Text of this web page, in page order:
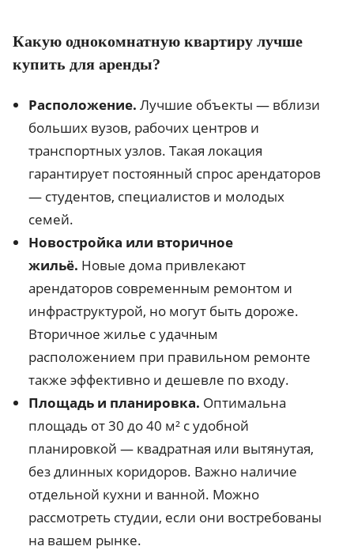
Какую однокомнатную квартиру лучше
купить для аренды?
Расположение. Лучшие объекты — вблизи
больших вузов, рабочих центров и
транспортных узлов. Такая локация
гарантирует постоянный спрос арендаторов
— студентов, специалистов и молодых
семей.
Новостройка или вторичное
жильё. Новые дома привлекают
арендаторов современным ремонтом и
инфраструктурой, но могут быть дороже.
Вторичное жилье с удачным
расположением при правильном ремонте
также эффективно и дешевле по входу.
Площадь и планировка. Оптимальна
площадь от 30 до 40 м² с удобной
планировкой — квадратная или вытянутая,
без длинных коридоров. Важно наличие
отдельной кухни и ванной. Можно
рассмотреть студии, если они востребованы
на вашем рынке.